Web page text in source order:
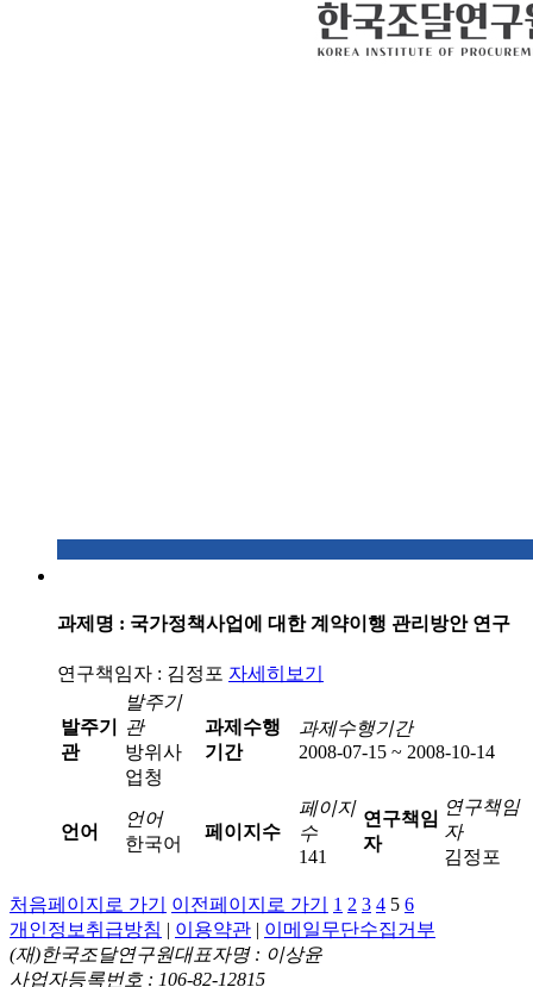
과제명 : 국가정책사업에 대한 계약이행 관리방안 연구
연구책임자 : 김정포 자세히보기
발주기
관
발주기
관
방위사
업청
과제수행
기간
과제수행기간
2008-07-15 ~ 2008-10-14
언어
언어
한국어
페이지수
페이지
수
141
연구책임
자
연구책임
자
김정포
처음페이지로 가기 이전페이지로 가기 1 2 3 4 5 6
개인정보취급방침 | 이용약관 | 이메일무단수집거부
(재)한국조달연구원대표자명 : 이상윤
사업자등록번호 : 106-82-12815